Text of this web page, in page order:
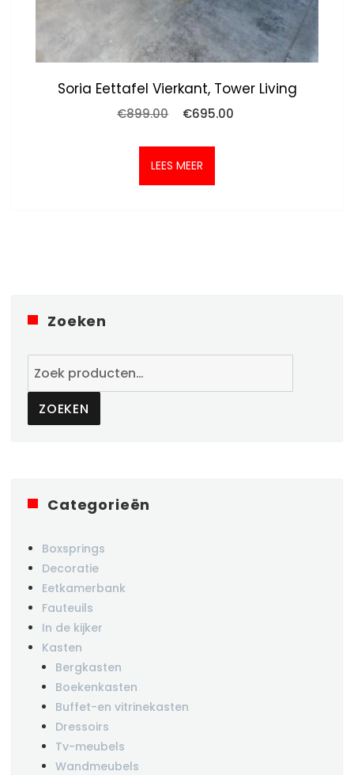
Soria Eettafel Vierkant, Tower Living
€899.00
Oorspronkelijke
was:
€899.00.
€695.00
LEES MEER
Zoeken
ZOEKEN
Categorieën
Boxsprings
Decoratie
Eetkamerbank
Fauteuils
In de kijker
Kasten
Bergkasten
Boekenkasten
Buffet-en vitrinekasten
Dressoirs
Tv-meubels
Wandmeubels